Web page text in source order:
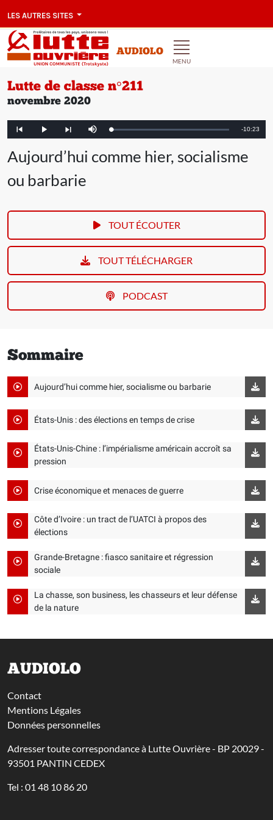
LES AUTRES SITES
AUDIOLO
MENU
Lutte de classe n°211
novembre 2020
Article
précédent
Play
Article
suivant
Mute Loaded:
2.61%
Remaining
-10:23
Aujourd’hui comme hier, socialisme
ou barbarie
TOUT ÉCOUTER
TOUT TÉLÉCHARGER
PODCAST
Sommaire
Aujourd’hui comme hier, socialisme ou barbarie
États-Unis : des élections en temps de crise
États-Unis-Chine : l’impérialisme américain accroît sa
pression
Crise économique et menaces de guerre
Côte d’Ivoire : un tract de l’UATCI à propos des
élections
Grande-Bretagne : fiasco sanitaire et régression
sociale
La chasse, son business, les chasseurs et leur défense
de la nature
AUDIOLO
Contact
Mentions Légales
Données personnelles
Adresser toute correspondance à Lutte Ouvrière - BP 20029 -
93501 PANTIN CEDEX
Tel : 01 48 10 86 20